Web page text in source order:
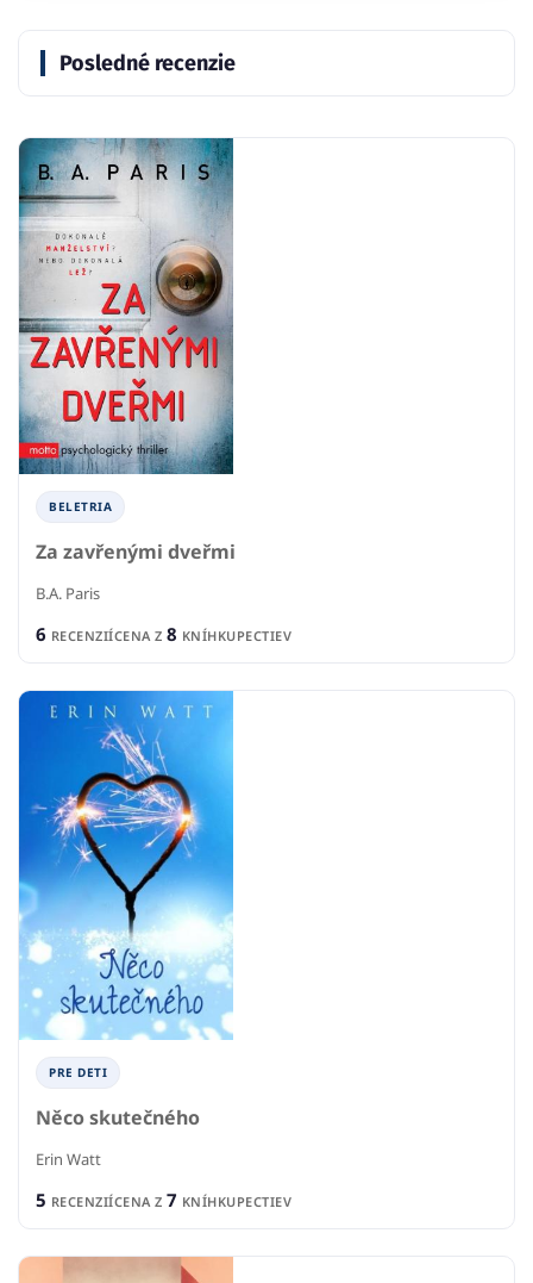
Posledné recenzie
BELETRIA
Za zavřenými dveřmi
B.A. Paris
6 RECENZIÍCENA Z 8 KNÍHKUPECTIEV
PRE DETI
Něco skutečného
Erin Watt
5 RECENZIÍCENA Z 7 KNÍHKUPECTIEV